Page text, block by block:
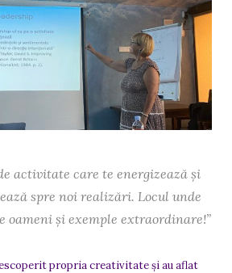
activitate care te energizează și
spre noi realizări. Locul unde
oameni și exemple extraordinare!”
propria creativitate și au aflat